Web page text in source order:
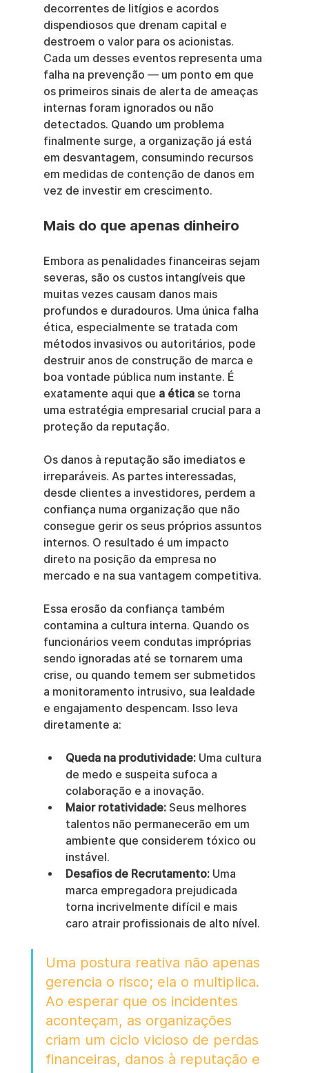
decorrentes de litígios e acordos
dispendiosos que drenam capital e
destroem o valor para os acionistas.
Cada um desses eventos representa uma
falha na prevenção — um ponto em que
os primeiros sinais de alerta de ameaças
internas foram ignorados ou não
detectados. Quando um problema
finalmente surge, a organização já está
em desvantagem, consumindo recursos
em medidas de contenção de danos em
vez de investir em crescimento.
Mais do que apenas dinheiro
Embora as penalidades financeiras sejam
severas, são os custos intangíveis que
muitas vezes causam danos mais
profundos e duradouros. Uma única falha
ética, especialmente se tratada com
métodos invasivos ou autoritários, pode
destruir anos de construção de marca e
boa vontade pública num instante. É
exatamente aqui que a ética se torna
uma estratégia empresarial crucial para a
proteção da reputação.
Os danos à reputação são imediatos e
irreparáveis. As partes interessadas,
desde clientes a investidores, perdem a
confiança numa organização que não
consegue gerir os seus próprios assuntos
internos. O resultado é um impacto
direto na posição da empresa no
mercado e na sua vantagem competitiva.
Essa erosão da confiança também
contamina a cultura interna. Quando os
funcionários veem condutas impróprias
sendo ignoradas até se tornarem uma
crise, ou quando temem ser submetidos
a monitoramento intrusivo, sua lealdade
e engajamento despencam. Isso leva
diretamente a:
Queda na produtividade: Uma cultura
de medo e suspeita sufoca a
colaboração e a inovação.
Maior rotatividade: Seus melhores
talentos não permanecerão em um
ambiente que considerem tóxico ou
instável.
Desafios de Recrutamento: Uma
marca empregadora prejudicada
torna incrivelmente difícil e mais
caro atrair profissionais de alto nível.
Uma postura reativa não apenas
gerencia o risco; ela o multiplica.
Ao esperar que os incidentes
aconteçam, as organizações
criam um ciclo vicioso de perdas
financeiras, danos à reputação e